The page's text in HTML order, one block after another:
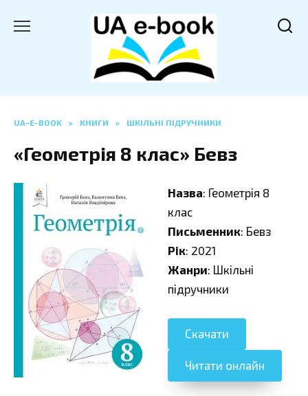
UA-E-BOOK » КНИГИ » ШКІЛЬНІ ПІДРУЧНИКИ
«Геометрія 8 клас» Бевз
Назва: Геометрія 8
клас
Письменник: Бевз
Рік: 2021
Жанри: Шкільні
підручники
Скачати
Читати онлайн